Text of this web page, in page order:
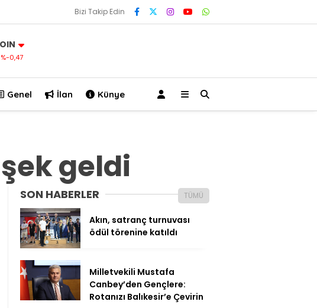
Bizi Takip Edin
%-0,47
Genel İlan Künye
geldi
SON HABERLER TÜMÜ
Akın, satranç turnuvası
ödül törenine katıldı
Milletvekili Mustafa
Canbey’den Gençlere:
Rotanızı Balıkesir’e Çevirin